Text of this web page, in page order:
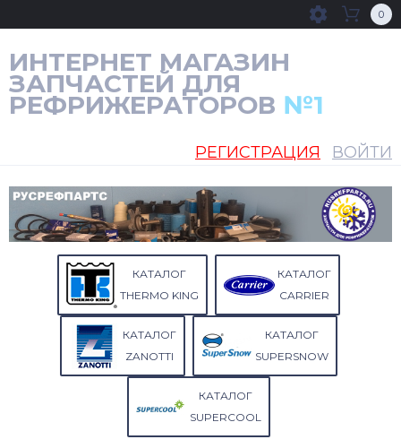
ИНТЕРНЕТ МАГАЗИН
ЗАПЧАСТЕЙ ДЛЯ
РЕФРИЖЕРАТОРОВ №1
0
РЕГИСТРАЦИЯ ВОЙТИ
КАТАЛОГ
THERMO KING
КАТАЛОГ
CARRIER
КАТАЛОГ
ZANOTTI
КАТАЛОГ
SUPERSNOW
КАТАЛОГ
SUPERCOOL